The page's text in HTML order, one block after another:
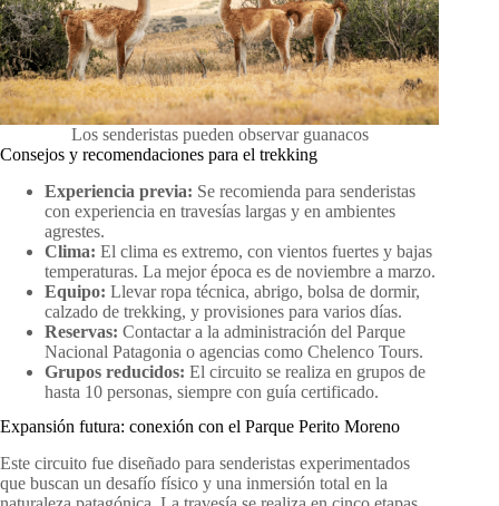
Los senderistas pueden observar guanacos
Consejos y recomendaciones para el trekking
Experiencia previa: Se recomienda para senderistas
con experiencia en travesías largas y en ambientes
agrestes.
Clima: El clima es extremo, con vientos fuertes y bajas
temperaturas. La mejor época es de noviembre a marzo.
Equipo: Llevar ropa técnica, abrigo, bolsa de dormir,
calzado de trekking, y provisiones para varios días.
Reservas: Contactar a la administración del Parque
Nacional Patagonia o agencias como Chelenco Tours.
Grupos reducidos: El circuito se realiza en grupos de
hasta 10 personas, siempre con guía certificado.
Expansión futura: conexión con el Parque Perito Moreno
Este circuito fue diseñado para senderistas experimentados
que buscan un desafío físico y una inmersión total en la